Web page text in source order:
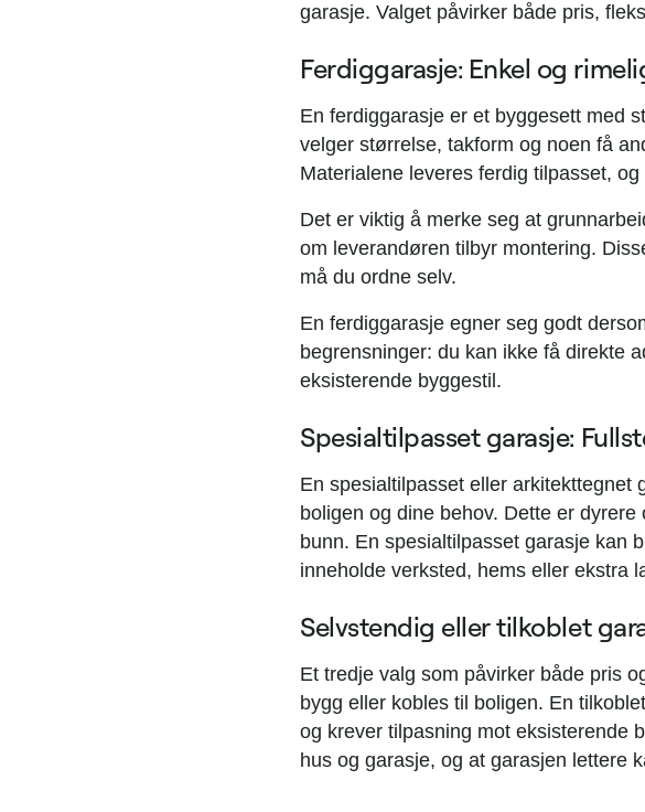
garasje. Valget påvirker både pris,
Ferdiggarasje: Enkel og
En ferdiggarasje er et byggesett med
velger størrelse, takform og noen få
Materialene leveres ferdig tilpasset,
Det er viktig å merke seg at
om leverandøren tilbyr montering.
må du ordne selv.
En ferdiggarasje egner seg godt
begrensninger: du kan ikke få direkte
eksisterende byggestil.
Spesialtilpasset garasje:
En spesialtilpasset eller arkitekttegnet
boligen og dine behov. Dette er
bunn. En spesialtilpasset garasje kan
inneholde verksted, hems eller ekstra
Selvstendig eller tilkoblet
Et tredje valg som påvirker både pris
bygg eller kobles til boligen. En
og krever tilpasning mot eksisterende
hus og garasje, og at garasjen lettere